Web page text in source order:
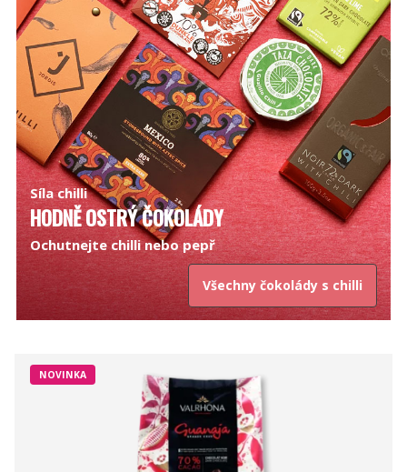
Síla chilli
HODNĚ OSTRÝ ČOKOLÁDY
Ochutnejte chilli nebo pepř
Všechny čokolády s chilli
NOVINKA